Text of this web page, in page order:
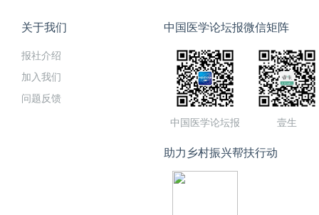
关于我们
报社介绍
加入我们
问题反馈
中国医学论坛报微信矩阵
中国医学论坛报 壹生
助力乡村振兴帮扶行动